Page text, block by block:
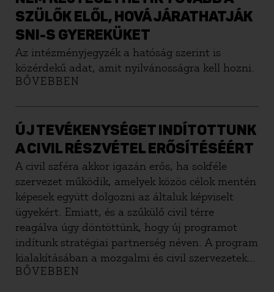
SZÜLŐK ELŐL, HOVÁ JÁRATHATJÁK
SNI-S GYEREKÜKET
Az intézményjegyzék a hatóság szerint is
közérdekű adat, amit nyilvánosságra kell hozni.
BŐVEBBEN
ÚJ TEVÉKENYSÉGET INDÍTOTTUNK
A CIVIL RÉSZVÉTEL ERŐSÍTÉSÉÉRT
A civil szféra akkor igazán erős, ha sokféle
szervezet működik, amelyek közös célok mentén
képesek együtt dolgozni az általuk képviselt
ügyekért. Emiatt, és a szűkülő civil térre
reagálva úgy döntöttünk, hogy új programot
indítunk stratégiai partnerség néven. A program
kialakításában a mozgalmi és civil szervezeteket
támogató Közélet Iskolája Alapítvánnyal
BŐVEBBEN